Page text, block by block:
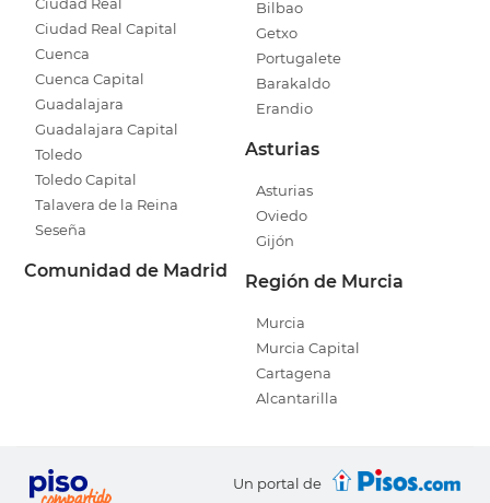
Ciudad Real Capital
Cuenca
Cuenca Capital
Guadalajara
Guadalajara Capital
Toledo
Toledo Capital
Talavera de la Reina
Seseña
Comunidad de Madrid
Bilbao
Getxo
Portugalete
Barakaldo
Erandio
Asturias
Asturias
Oviedo
Gijón
Región de Murcia
Murcia
Murcia Capital
Cartagena
Alcantarilla
Un portal de